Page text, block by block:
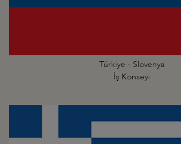
Türkiye - Slovenya
İş Konseyi